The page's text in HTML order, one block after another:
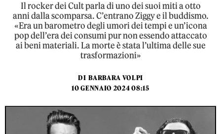
Il rocker dei Cult parla di uno dei suoi miti a otto
anni dalla scomparsa. C’entrano Ziggy e il buddismo.
«Era un barometro degli umori dei tempi e un’icona
pop dell’era dei consumi pur non essendo attaccato
ai beni materiali. La morte è stata l’ultima delle sue
trasformazioni»
DI BARBARA VOLPI
10 GENNAIO 2024 08:15